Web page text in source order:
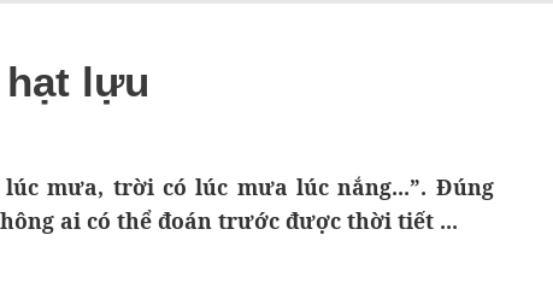
lựu
mưa, trời có lúc mưa lúc nắng...”. Đúng
ai có thể đoán trước được thời tiết ...